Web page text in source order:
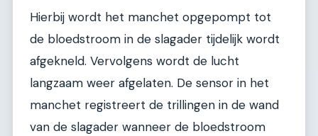
Hierbij wordt het manchet opgepompt tot
de bloedstroom in de slagader tijdelijk wordt
afgekneld. Vervolgens wordt de lucht
langzaam weer afgelaten. De sensor in het
manchet registreert de trillingen in de wand
van de slagader wanneer de bloedstroom